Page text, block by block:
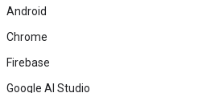
Android
Chrome
Firebase
Google AI Studio